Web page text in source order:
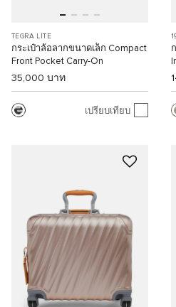
TEGRA LITE
กระเป๋าล้อลากขนาดเล็ก Compact
Front Pocket Carry-On
35,000 บาท
เปรียบเทียบ